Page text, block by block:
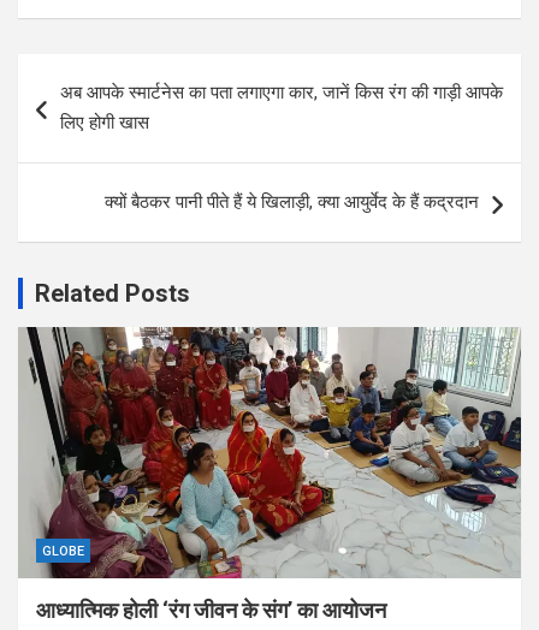
navigation
अब आपके स्मार्टनेस का पता लगाएगा कार, जानें किस रंग की गाड़ी आपके
लिए होगी खास
क्यों बैठकर पानी पीते हैं ये खिलाड़ी, क्या आयुर्वेद के हैं कद्रदान
Related Posts
GLOBE
आध्यात्मिक होली ‘रंग जीवन के संग’ का आयोजन